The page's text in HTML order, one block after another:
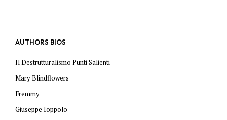
AUTHORS BIOS
Il Destrutturalismo Punti Salienti
Mary Blindflowers
Fremmy
Giuseppe Ioppolo